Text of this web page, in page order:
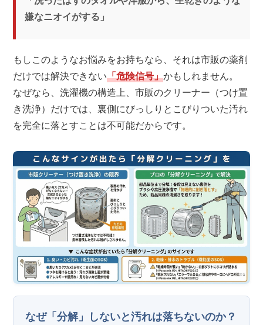
嫌なニオイがする」
もしこのようなお悩みをお持ちなら、それは市販の薬剤
だけでは解決できない「危険信号」かもしれません。
なぜなら、洗濯機の構造上、市販のクリーナー（つけ置
き洗浄）だけでは、裏側にびっしりとこびりついた汚れ
を完全に落とすことは不可能だからです。
なぜ「分解」しないと汚れは落ちないのか？